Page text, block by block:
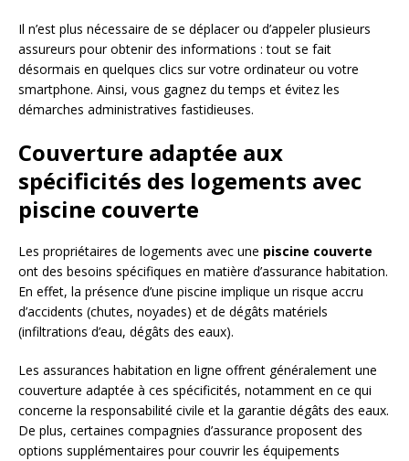
Il n’est plus nécessaire de se déplacer ou d’appeler plusieurs
assureurs pour obtenir des informations : tout se fait
désormais en quelques clics sur votre ordinateur ou votre
smartphone. Ainsi, vous gagnez du temps et évitez les
démarches administratives fastidieuses.
Couverture adaptée aux
spécificités des logements avec
piscine couverte
Les propriétaires de logements avec une piscine couverte
ont des besoins spécifiques en matière d’assurance habitation.
En effet, la présence d’une piscine implique un risque accru
d’accidents (chutes, noyades) et de dégâts matériels
(infiltrations d’eau, dégâts des eaux).
Les assurances habitation en ligne offrent généralement une
couverture adaptée à ces spécificités, notamment en ce qui
concerne la responsabilité civile et la garantie dégâts des eaux.
De plus, certaines compagnies d’assurance proposent des
options supplémentaires pour couvrir les équipements